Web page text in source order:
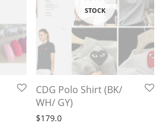
CDG Polo Shirt (BK/
WH/ GY)
$179.0